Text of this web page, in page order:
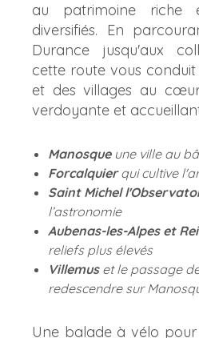
au patrimoine riche
diversifiés. En
Durance jusqu'aux
cette route vous
et des villages au
verdoyante et
Manosqueune ville au
Forcalquierqui cultive
Saint Michel
l’astronomie
Aubenas-les-Alpes et
reliefs plus élevés
Villemuset le passage
redescendre sur
Une balade à vélo